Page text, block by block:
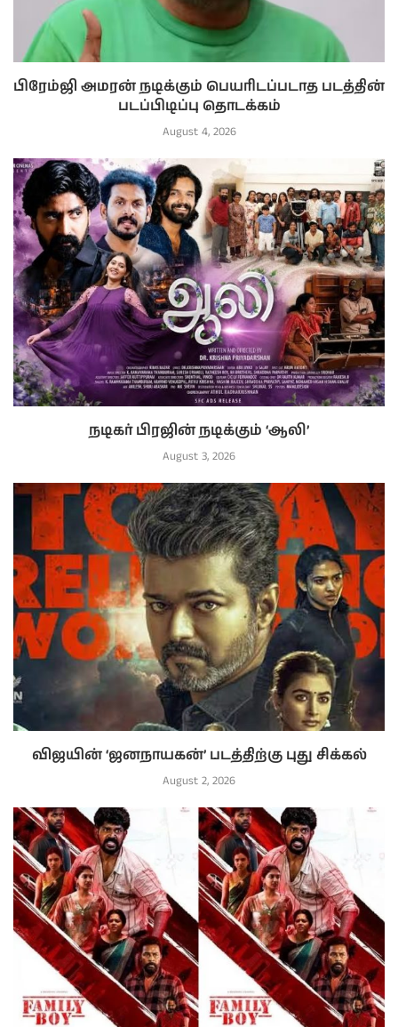
பிரேம்ஜி அமரன் நடிக்கும் பெயரிடப்படாத படத்தின்
படப்பிடிப்பு தொடக்கம்
August 4, 2026
நடிகர் பிரஜின் நடிக்கும் ‘ஆலி’
August 3, 2026
விஜயின் ‘ஜனநாயகன்’ படத்திற்கு புது சிக்கல்
August 2, 2026